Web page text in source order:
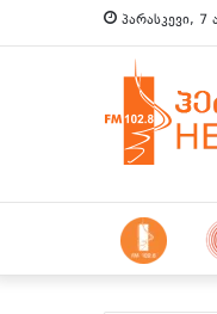
პარასკევი, 7